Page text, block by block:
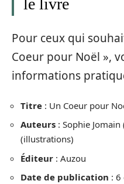
le livre
Pour ceux qui
Coeur pour Noël »,
informations
Titre : Un Coeur pour
Auteurs : Sophie
(illustrations)
Éditeur : Auzou
Date de publication : 6